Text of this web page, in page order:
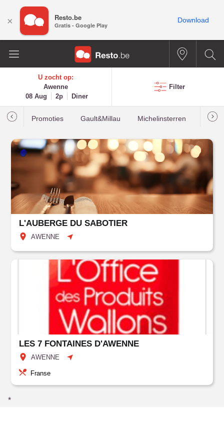
U zocht op:
Awenne
08 Aug
2p Diner
Filter
Promoties Gault&Millau Michelinsterren
L'AUBERGE DU SABOTIER
AWENNE
LES 7 FONTAINES D'AWENNE
AWENNE
Franse
*
× Resto.be
Gratis - Google Play
Download